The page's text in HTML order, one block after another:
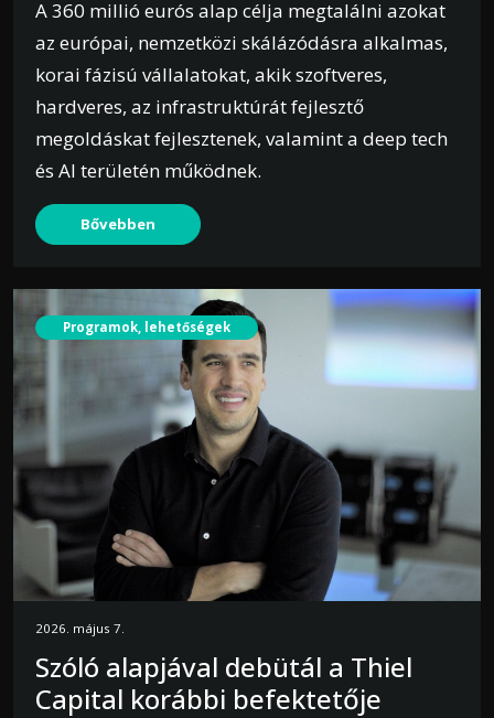
A 360 millió eurós alap célja megtalálni azokat
az európai, nemzetközi skálázódásra alkalmas,
korai fázisú vállalatokat, akik szoftveres,
hardveres, az infrastruktúrát fejlesztő
megoldáskat fejlesztenek, valamint a deep tech
és AI területén működnek.
Bővebben
Programok, lehetőségek
2026. május 7.
Szóló alapjával debütál a Thiel
Capital korábbi befektetője